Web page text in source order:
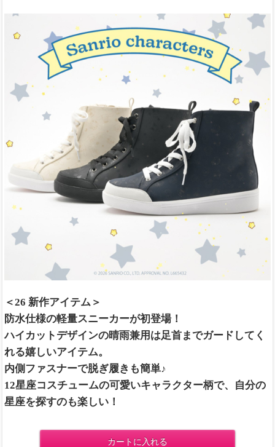
＜26 新作アイテム＞
防水仕様の軽量スニーカーが初登場！
ハイカットデザインの晴雨兼用は足首までガードしてく
れる嬉しいアイテム。
内側ファスナーで脱ぎ履きも簡単♪
12星座コスチュームの可愛いキャラクター柄で、自分の
星座を探すのも楽しい！
カートに入れる